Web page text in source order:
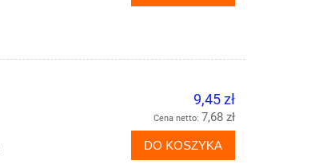
9,45 zł
Cena netto: 7,68 zł
DO KOSZYKA